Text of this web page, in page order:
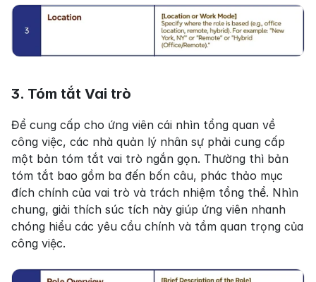
3. Tóm tắt Vai trò
Để cung cấp cho ứng viên cái nhìn tổng quan về
công việc, các nhà quản lý nhân sự phải cung cấp
một bản tóm tắt vai trò ngắn gọn. Thường thì bản
tóm tắt bao gồm ba đến bốn câu, phác thảo mục
đích chính của vai trò và trách nhiệm tổng thể. Nhìn
chung, giải thích súc tích này giúp ứng viên nhanh
chóng hiểu các yêu cầu chính và tầm quan trọng của
công việc.